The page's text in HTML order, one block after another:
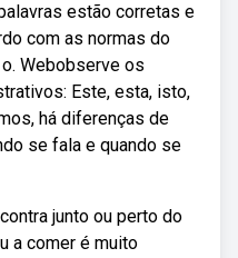
estão corretas e
com as normas do
Webobserve os
Este, esta, isto,
há diferenças de
se fala e quando se
junto ou perto do
a comer é muito